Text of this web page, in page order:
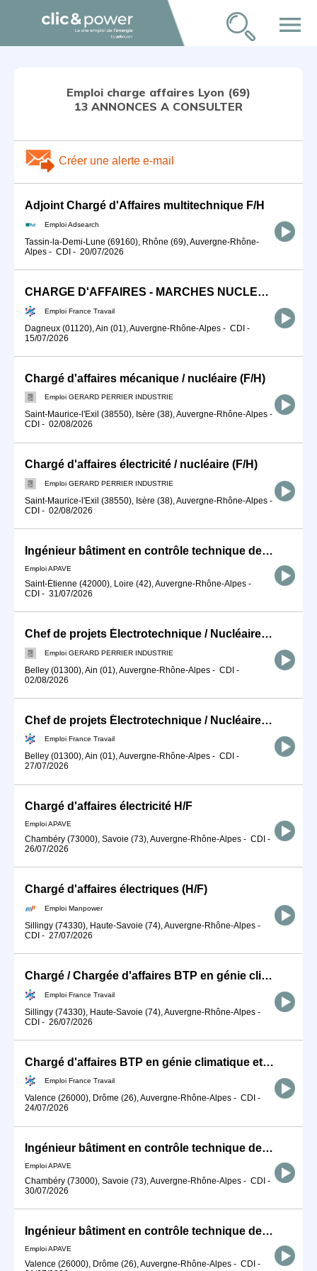
menu
Emploi charge affaires Lyon (69)
13 ANNONCES A CONSULTER
Créer une alerte e-mail
Adjoint Chargé d'Affaires multitechnique F/H
Emploi Adsearch
Tassin-la-Demi-Lune (69160), Rhône (69), Auvergne-Rhône-
Alpes - CDI - 20/07/2026
CHARGE D'AFFAIRES - MARCHES NUCLEAIRES H/F
Emploi France Travail
Dagneux (01120), Ain (01), Auvergne-Rhône-Alpes - CDI -
15/07/2026
Chargé d'affaires mécanique / nucléaire (F/H)
Emploi GERARD PERRIER INDUSTRIE
Saint-Maurice-l'Exil (38550), Isère (38), Auvergne-Rhône-Alpes -
CDI - 02/08/2026
Chargé d'affaires électricité / nucléaire (F/H)
Emploi GERARD PERRIER INDUSTRIE
Saint-Maurice-l'Exil (38550), Isère (38), Auvergne-Rhône-Alpes -
CDI - 02/08/2026
Ingénieur bâtiment en contrôle technique de construction H/F
Emploi APAVE
Saint-Étienne (42000), Loire (42), Auvergne-Rhône-Alpes -
CDI - 31/07/2026
Chef de projets Électrotechnique / Nucléaire (F/H)
Emploi GERARD PERRIER INDUSTRIE
Belley (01300), Ain (01), Auvergne-Rhône-Alpes - CDI -
02/08/2026
Chef de projets Électrotechnique / Nucléaire (H/F)
Emploi France Travail
Belley (01300), Ain (01), Auvergne-Rhône-Alpes - CDI -
27/07/2026
Chargé d'affaires électricité H/F
Emploi APAVE
Chambéry (73000), Savoie (73), Auvergne-Rhône-Alpes - CDI -
26/07/2026
Chargé d'affaires électriques (H/F)
Emploi Manpower
Sillingy (74330), Haute-Savoie (74), Auvergne-Rhône-Alpes -
CDI - 27/07/2026
Chargé / Chargée d'affaires BTP en génie climatique et énergétiqu (H/F)
Emploi France Travail
Sillingy (74330), Haute-Savoie (74), Auvergne-Rhône-Alpes -
CDI - 26/07/2026
Chargé d'affaires BTP en génie climatique et énergétique (H/F)
Emploi France Travail
Valence (26000), Drôme (26), Auvergne-Rhône-Alpes - CDI -
24/07/2026
Ingénieur bâtiment en contrôle technique de construction H/F
Emploi APAVE
Chambéry (73000), Savoie (73), Auvergne-Rhône-Alpes - CDI -
30/07/2026
Ingénieur bâtiment en contrôle technique de construction H/F
Emploi APAVE
Valence (26000), Drôme (26), Auvergne-Rhône-Alpes - CDI -